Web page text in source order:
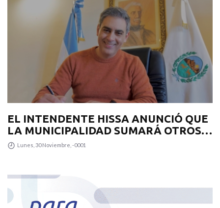
EL INTENDENTE HISSA ANUNCIÓ QUE
LA MUNICIPALIDAD SUMARÁ OTROS
12 COLECTIVOS 0KM PARA
Lunes, 30 Noviembre, -0001